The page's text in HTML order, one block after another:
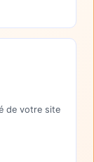
de votre site